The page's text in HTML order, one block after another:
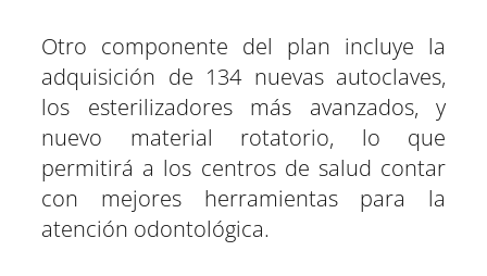
Otro componente del plan incluye la
adquisición de 134 nuevas autoclaves,
los esterilizadores más avanzados, y
nuevo material rotatorio, lo que
permitirá a los centros de salud contar
con mejores herramientas para la
atención odontológica.